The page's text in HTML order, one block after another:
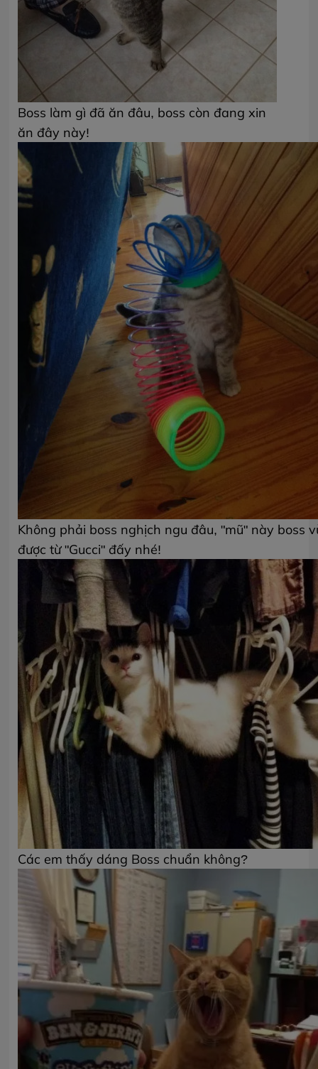
Boss làm gì đã ăn đâu, boss còn đang xin
ăn đây này!
Không phải boss nghịch ngu đâu, "mũ" này boss
được từ "Gucci" đấy nhé!
Các em thấy dáng Boss chuẩn không?